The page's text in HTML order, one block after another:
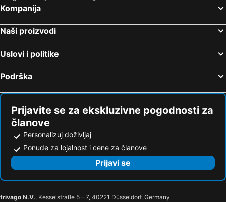
Kompanija
Naši proizvodi
Uslovi i politike
Podrška
Prijavite se za ekskluzivne pogodnosti za
članove
Personalizuj doživljaj
Ponude za lojalnost i cene za članove
Prijavi se
trivago N.V., Kesselstraße 5 – 7, 40221 Düsseldorf, Germany